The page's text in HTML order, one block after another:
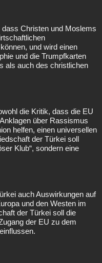
Christen und Moslems
und wird einen
und die Trumpfkarten
als auch des christlichen
die Kritik, dass die EU
über Rassismus
helfen, einen universellen
der Türkei soll
Klub“, sondern eine
auch Auswirkungen auf
und den Westen im
der Türkei soll die
der EU zu dem